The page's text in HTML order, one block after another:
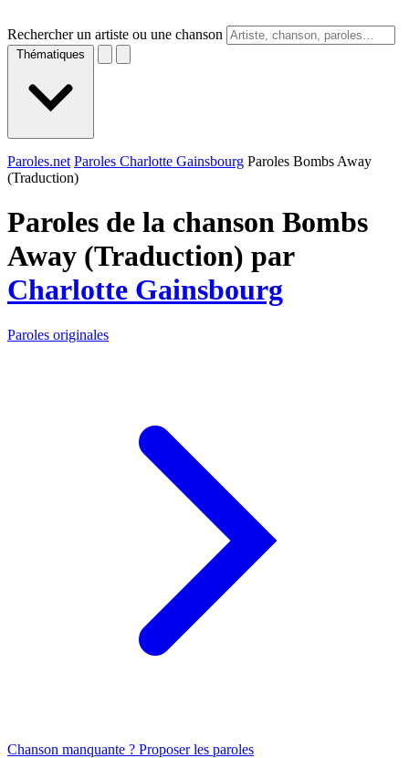
Rechercher un artiste ou une chanson
Thématiques
Paroles.net Paroles Charlotte Gainsbourg Paroles Bombs Away
(Traduction)
Paroles de la chanson Bombs
Away (Traduction) par
Charlotte Gainsbourg
Paroles originales
Chanson manquante ? Proposer les paroles